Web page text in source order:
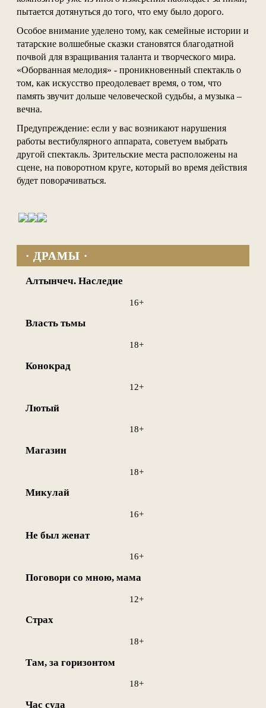
пытается дотянуться до того, что ему было дорого.
Особое внимание уделено тому, как семейные истории и
татарские волшебные сказки становятся благодатной
почвой для взращивания таланта и творческого мира.
«Оборванная мелодия» - проникновенный спектакль о
том, как искусство преодолевает время, о том, что
память звучит дольше человеческой судьбы, а музыка –
вечна.
Предупреждение: если у вас возникают нарушения
работы вестибулярного аппарата, советуем выбрать
другой спектакль. Зрительские места расположены на
сцене, на поворотном круге, который во время действия
будет поворачиваться.
· ДРАМЫ ·
Алтынчеч. Наследие
16+
Власть тьмы
18+
Конокрад
12+
Лютый
18+
Магазин
18+
Микулай
16+
Не был женат
16+
Поговори со мною, мама
12+
Страх
18+
Там, за горизонтом
18+
Час суда